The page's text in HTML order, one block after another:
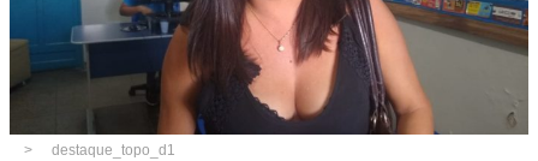
destaque_topo_d1